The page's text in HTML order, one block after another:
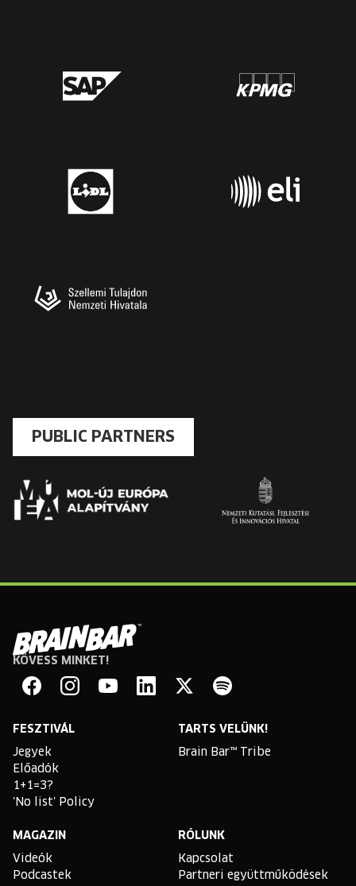
PUBLIC PARTNERS
Brain
Bar
KÖVESS MINKET!
FESZTIVÁL
Jegyek
Előadók
1+1=3?
'No list' Policy
TARTS VELÜNK!
Brain Bar™ Tribe
MAGAZIN
Videók
Podcastek
RÓLUNK
Kapcsolat
Partneri együttműködések